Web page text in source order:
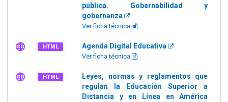
pública. Gobernabilidad y
gobernanza
Ver ficha técnica
HTML Agenda Digital Educativa
Ver ficha técnica
HTML
Leyes, normas y reglamentos que
regulan la Educación Superior a
Distancia y en Línea en América